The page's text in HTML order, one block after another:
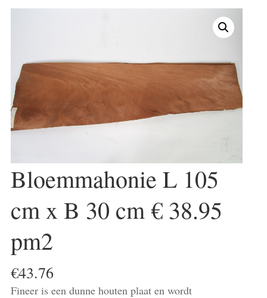
Bloemmahonie L 105
cm x B 30 cm € 38.95
pm2
€43.76
Fineer is een dunne houten plaat en wordt